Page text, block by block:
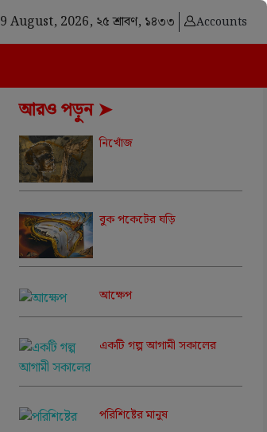
9 August, 2026, ২৫ শ্রাবণ, ১৪৩৩ Accounts
আরও পড়ুন ➤
নিখোঁজ
বুক পকেটের ঘড়ি
আক্ষেপ
একটি গল্প আগামী সকালের
পরিশিষ্টের মানুষ